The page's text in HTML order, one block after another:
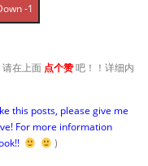
-1
在上面 点个赞吧！！详细内
this posts, please give me
For more information
)